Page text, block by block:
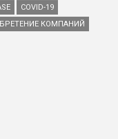
COVID-19
КОМПАНИЙ